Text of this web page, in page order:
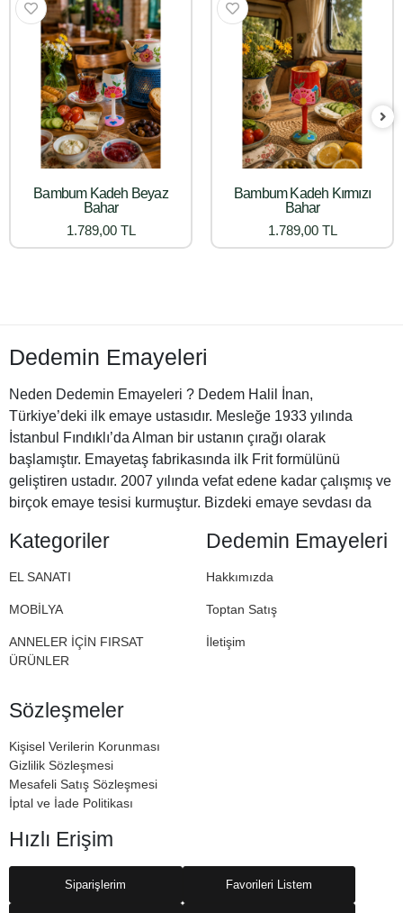
Bambum Kadeh Beyaz
Bahar
1.789,00 TL
Bambum Kadeh Kırmızı
Bahar
1.789,00 TL
Dedemin Emayeleri
Neden Dedemin Emayeleri ? Dedem Halil İnan,
Türkiye’deki ilk emaye ustasıdır. Mesleğe 1933 yılında
İstanbul Fındıklı’da Alman bir ustanın çırağı olarak
başlamıştır. Emayetaş fabrikasında ilk Frit formülünü
geliştiren ustadır. 2007 yılında vefat edene kadar çalışmış ve
birçok emaye tesisi kurmuştur. Bizdeki emaye sevdası da
Emayeleri
Kategoriler
EL SANATI
MOBİLYA
ANNELER İÇİN FIRSAT
ÜRÜNLER
Dedemin Emayeleri
Hakkımızda
Toptan Satış
İletişim
Sözleşmeler
Kişisel Verilerin Korunması
Gizlilik Sözleşmesi
Mesafeli Satış Sözleşmesi
İptal ve İade Politikası
Hızlı Erişim
Siparişlerim Favorileri Listem